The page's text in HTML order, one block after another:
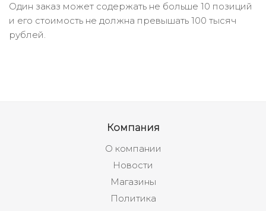
Один заказ может содержать не больше 10 позиций
и его стоимость не должна превышать 100 тысяч
рублей.
Компания
О компании
Новости
Магазины
Политика